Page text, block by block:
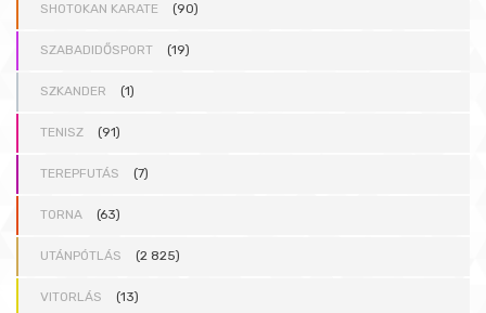
SHOTOKAN KARATE (90)
SZABADIDŐSPORT (19)
SZKANDER (1)
TENISZ (91)
TEREPFUTÁS (7)
TORNA (63)
UTÁNPÓTLÁS (2 825)
VITORLÁS (13)